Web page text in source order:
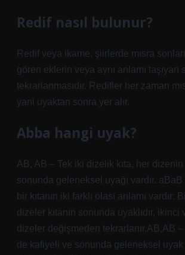
Redif nasıl bulunur?
Redif veya ikame, şiirlerde mısra
gören eklerin veya aynı anlamı taşıyan
tekrarlanmasıdır. Redifler her zaman
yani uyaktan sonra yer alır.
Abba hangi uyak?
AB, AB – Tek iki dizelik kıta, her dizenin
sonunda geleneksel uyağı vardır.
bir kıtanın iki farklı olası anlamı vardır:
dizeler kıtanın sonunda uyaklıdır, ikinci
dizeler değişmeden tekrarlanır.AB,AB
de kafiyeli ve sonunda geleneksel